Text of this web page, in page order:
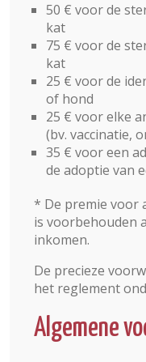
50 € voor de
kat
75 € voor de
kat
25 € voor de
of hond
25 € voor elke
(bv. vaccinatie,
35 € voor een
de adoptie van
* De premie voor
is voorbehouden
inkomen.
De precieze
het reglement
Algemene